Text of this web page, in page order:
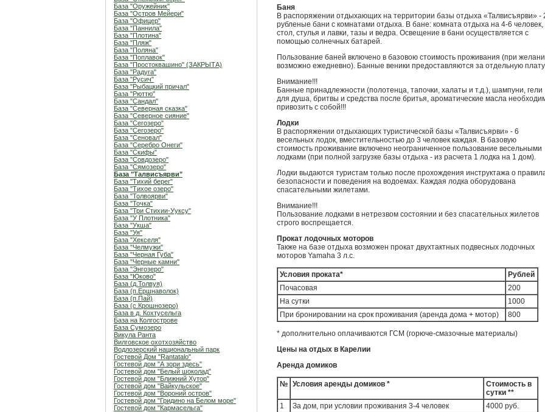
База "Оружейник"
База "Остров Мейери"
База "Офицер"
База "Паннила"
База "Плотина"
База "Пляж"
База "Поляна"
База "Поплавок"
База "Простоквашино" (ЗАКРЫТА)
База "Радуга"
База "Русич"
База "Рыбацкий причал"
База "Рюттю"
База "Сандал"
База "Северная сказка"
База "Северное сияние"
База "Сегозеро"
База "Сегозеро"
База "Сеновал"
База "Серебро Онеги"
База "Скифы"
База "Совдозеро"
База "Сямозеро"
База "Талвисъярви"
База "Тихий берег"
База "Тихое озеро"
База "Толвоярви"
База "Точка"
База "Три Стихии-Ууксу"
База "У Плотника"
База "Укша"
База "Уя"
База "Хекселя"
База "Челмужи"
База "Черная Губа"
База "Черные камни"
База "Энгозеро"
База "Юково"
База (д.Толвуя)
База (п.Ершнаволок)
База (п.Пай)
База (с.Крошнозеро)
База в д. Кохтусельга
База на Колгострове
База Сумозеро
Викула Ранта
Вилговское охотхозяйство
Водлозерский национальный парк
Гостевой Дом "Rantatalo"
Гостевой дом "А зори здесь"
Гостевой дом "Белый шоколад"
Гостевой дом "Ближний Хутор"
Гостевой дом "Вайкульское"
Гостевой дом "Вороний остров"
Гостевой дом "Гридино на Белом море"
Гостевой дом "Кармасельга"
Баня
В распоряжении отдыхающих на территории базы отдыха «Талвисъярви» -
рубленые бани с комнатами отдыха. В бане: комната отдыха на 4-6 человек,
стол, стулья и лавки, тазы и ведра. Освещение в бани осуществляется с
помощью солнечных батарей.
Пользование баней включено в базовою стоимость проживания (при
возможно ежедневно). Банные веники предоставляются за отдельную
Внимание!!!
Банные принадлежности (полотенца, тапочки, халаты и т.д.), шампуни, гели
для душа, бритвы и средства после бритья, ароматические масла
привозить с собой!!!
Лодки
В распоряжении отдыхающих туристической базы «Талвисъярви» - 6
весельных лодок, вместительностью до 3 человек каждая. В базовую
стоимость проживание включено неограниченное пользование весельными
лодками (при полной загрузке базы отдыха - из расчета 1 лодка на 1 дом).
Лодки выдаются туристам только после прохождения инструктажа о
безопасности и поведения на водоемах. Каждая лодка оборудована
спасательными жилетами.
Внимание!!!
Пользование лодками в нетрезвом состоянии и без спасательных жилетов
строго воспрещается.
Прокат лодочных моторов
Также на базе отдыха возможен прокат двухтактных подвесных лодочных
моторов Yamaha 3 л.с.
Условия проката*
Рублей
Почасовая
200
На сутки
1000
При бронировании на срок проживания (аренда дома + мотор)
800
* дополнительно оплачиваются ГСМ (горюче-смазочные материалы)
Цены на отдых в Карелии
Аренда домиков
№ Условия аренды домиков *
Стоимость в
сутки **
1
За дом, при условии проживания 3-4 человек
4000 руб.